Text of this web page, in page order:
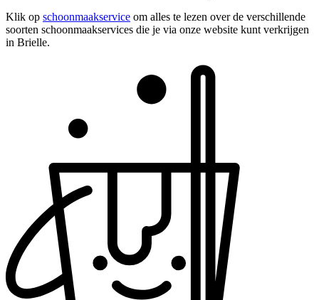
Klik op schoonmaakservice om alles te lezen over de verschillende
soorten schoonmaakservices die je via onze website kunt verkrijgen
in Brielle.